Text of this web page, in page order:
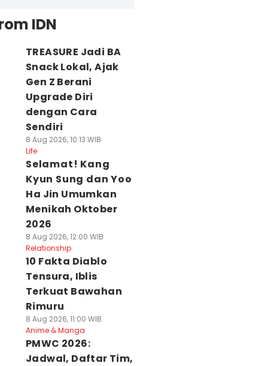
IDN
TREASURE Jadi BA
Snack Lokal, Ajak
Gen Z Berani
Upgrade Diri
dengan Cara
Sendiri
8 Aug 2026, 10:13 WIB
Life
Selamat! Kang
Kyun Sung dan Yoo
Ha Jin Umumkan
Menikah Oktober
2026
8 Aug 2026, 12:00 WIB
Relationship
10 Fakta Diablo
Tensura, Iblis
Terkuat Bawahan
Rimuru
8 Aug 2026, 11:00 WIB
Anime & Manga
PMWC 2026:
Jadwal, Daftar Tim,